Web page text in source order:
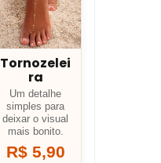
Tornozelei
ra
Um detalhe
simples para
deixar o visual
mais bonito.
R$ 5,90